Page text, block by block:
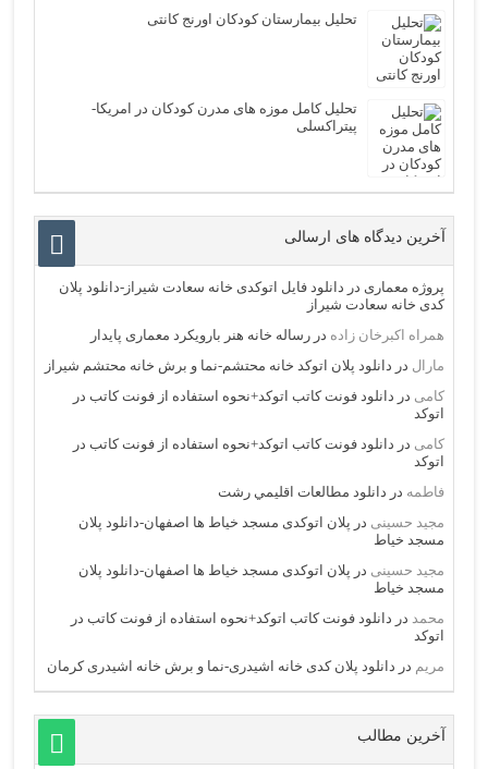
تحلیل بیمارستان کودکان اورنج کانتی
تحلیل کامل موزه های مدرن کودکان در امریکا-
پیتراکسلی
آخرین دیدگاه های ارسالی
پروژه معماری در دانلود فایل اتوکدی خانه سعادت شیراز-دانلود پلان
کدی خانه سعادت شیراز
همراه اکبرخان زاده دررساله خانه هنر بارویکرد معماری پایدار
مارال در دانلود پلان اتوکد خانه محتشم-نما و برش خانه محتشم شیراز
کامی در دانلود فونت کاتب اتوکد+نحوه استفاده از فونت کاتب در
اتوکد
کامی در دانلود فونت کاتب اتوکد+نحوه استفاده از فونت کاتب در
اتوکد
فاطمه در دانلود مطالعات اقليمي رشت
مجید حسینی در پلان اتوکدی مسجد خیاط ها اصفهان-دانلود پلان
مسجد خیاط
مجید حسینی در پلان اتوکدی مسجد خیاط ها اصفهان-دانلود پلان
مسجد خیاط
محمد در دانلود فونت کاتب اتوکد+نحوه استفاده از فونت کاتب در
اتوکد
مریم در دانلود پلان کدی خانه اشیدری-نما و برش خانه اشیدری کرمان
آخرین مطالب